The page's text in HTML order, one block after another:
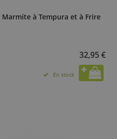
à Tempura et à Frire
32,95 €
En stock